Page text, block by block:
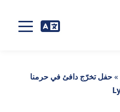
»حفل تخرّج دافئ في حرمنا